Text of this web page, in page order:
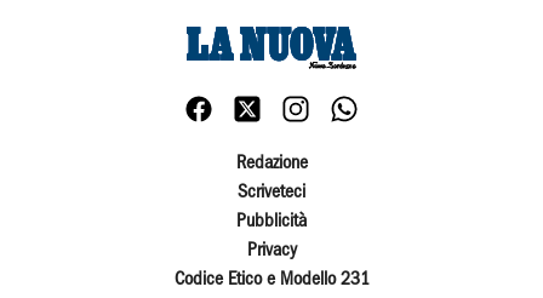
Redazione
Scriveteci
Pubblicità
Privacy
Codice Etico e Modello 231